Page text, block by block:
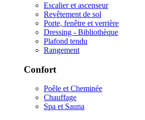
Escalier et ascenseur
Revêtement de sol
Porte, fenêtre et verrière
Dressing - Bibliothèque
Plafond tendu
Rangement
Confort
Poêle et Cheminée
Chauffage
Spa et Sauna